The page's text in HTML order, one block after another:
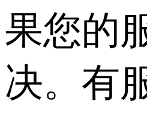
果您的
决。有